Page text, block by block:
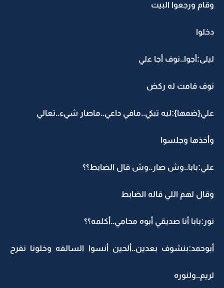
وقام ورجعوا البيت
دخلوا
ليلى:أجوا..نوف أجا علي
نوف قامت له ركض
علي{ضمها}:ليه تبكي..مافي داعي..ماصار شيء..تعالي
وأخذها وجلسوا
علي:بابا..وش صار..وش قال الضابط؟؟
وقال لهم اللي قاله الضابط
نور:بابا أنا صديقي أبوه محامي..أكلمه؟؟
أبوحمد:بنشوف بعدين..ألحين أنسوا السالفه وخلونا نفرح
لريم..ولنوره